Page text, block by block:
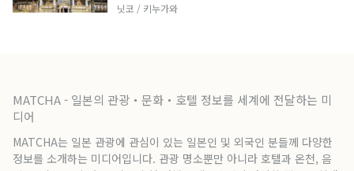
닛코 / 키누가와
MATCHA - 일본의 관광・문화・호텔 정보를 세계에 전달하는 미
디어
MATCHA는 일본 관광에 관심이 있는 일본인 및 외국인 분들께 다양한
정보를 소개하는 미디어입니다. 관광 명소뿐만 아니라 호텔과 온천, 음